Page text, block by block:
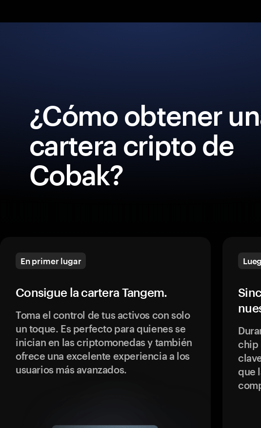
¿Cómo obtener
cartera cripto de
Cobak?
En primer lugar
Consigue la cartera Tangem.
Toma el control de tus activos con solo
un toque. Es perfecto para quienes se
inician en las criptomonedas y también
ofrece una excelente experiencia a los
usuarios más avanzados.
chip
que